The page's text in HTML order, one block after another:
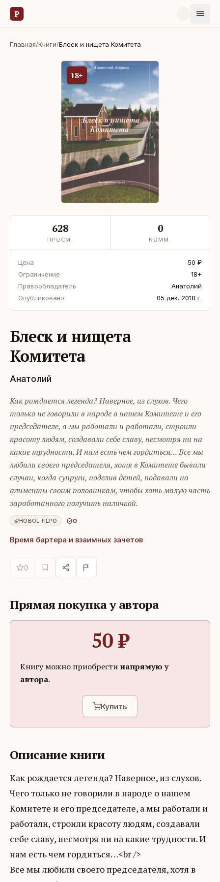
Р
Главная/Книги/Блеск и нищета Комитета
18+
628
ПРОСМ.
0
КОММ.
Цена
50 ₽
Ограничение
18+
Правообладатель
Анатолий
Опубликовано
05 дек. 2018 г.
Блеск и нищета
Комитета
Анатолий
Как рождается легенда? Наверное, из слухов. Чего
только не говорили в народе о нашем Комитете и его
председателе, а мы работали и работали, строили
красоту людям, создавали себе славу, несмотря ни на
какие трудности. И нам есть чем гордиться… Все мы
любили своего председателя, хотя в Комитете бывали
случаи, когда супруги, поделив детей, подавали на
алименты своим половинкам, чтобы хоть малую часть
заработанного получить наличкой.
НОВОЕ ПЕРО 0
Время бартера и взаимных зачетов
0
Прямая покупка у автора
50₽
Книгу можно приобрести напрямую у
автора.
Купить
Описание книги
Как рождается легенда? Наверное, из слухов.
Чего только не говорили в народе о нашем
Комитете и его председателе, а мы работали и
работали, строили красоту людям, создавали
себе славу, несмотря ни на какие трудности. И
нам есть чем гордиться…<br />
Все мы любили своего председателя, хотя в